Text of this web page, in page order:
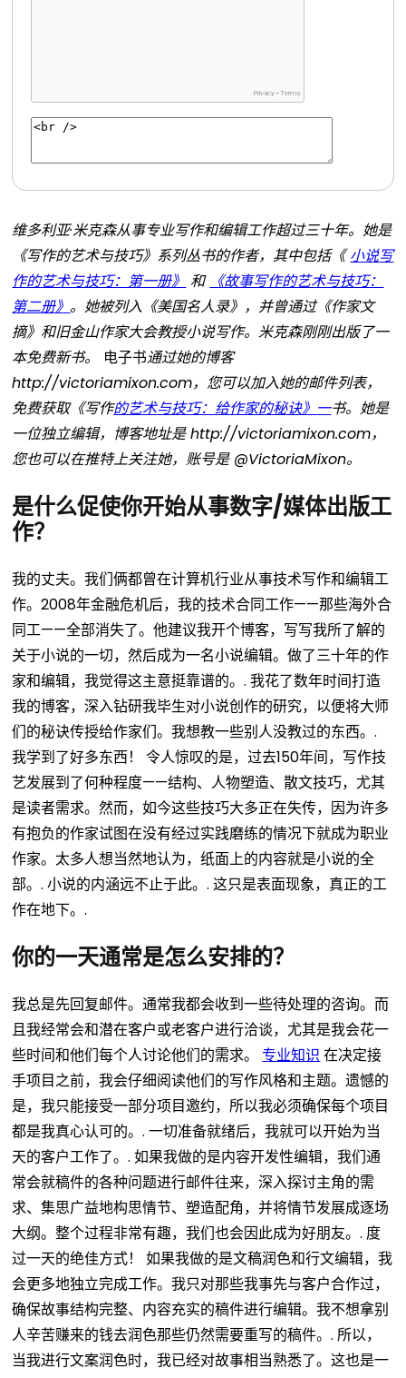
维多利亚·米克森从事专业写作和编辑工作超过三十年。她是
《写作的艺术与技巧》系列丛书的作者，其中包括《小说写
作的艺术与技巧：第一册》 和 《故事写作的艺术与技巧：
第二册》 。她被列入《美国名人录》，并曾通过《作家文
摘》和旧金山作家大会教授小说写作。米克森刚刚出版了一
本免费新书。 电子书通过她的博客
http://victoriamixon.com，您可以加入她的邮件列表，
免费获取《写作的艺术与技巧：给作家的秘诀》 一书。她是
一位独立编辑，博客地址是 http://victoriamixon.com，
您也可以在推特上关注她，账号是 @VictoriaMixon。
是什么促使你开始从事数字/媒体出版工
作？
我的丈夫。我们俩都曾在计算机行业从事技术写作和编辑工
作。2008年金融危机后，我的技术合同工作——那些海外合
同工——全部消失了。他建议我开个博客，写写我所了解的
关于小说的一切，然后成为一名小说编辑。做了三十年的作
家和编辑，我觉得这主意挺靠谱的。.我花了数年时间打造
我的博客，深入钻研我毕生对小说创作的研究，以便将大师
们的秘诀传授给作家们。我想教一些别人没教过的东西。.
我学到了好多东西！令人惊叹的是，过去150年间，写作技
艺发展到了何种程度——结构、人物塑造、散文技巧，尤其
是读者需求。然而，如今这些技巧大多正在失传，因为许多
有抱负的作家试图在没有经过实践磨练的情况下就成为职业
作家。太多人想当然地认为，纸面上的内容就是小说的全
部。. 小说的内涵远不止于此。.这只是表面现象，真正的工
作在地下。.
你的一天通常是怎么安排的？
我总是先回复邮件。通常我都会收到一些待处理的咨询。而
且我经常会和潜在客户或老客户进行洽谈，尤其是我会花一
些时间和他们每个人讨论他们的需求。专业知识 在决定接
手项目之前，我会仔细阅读他们的写作风格和主题。遗憾的
是，我只能接受一部分项目邀约，所以我必须确保每个项目
都是我真心认可的。.一切准备就绪后，我就可以开始为当
天的客户工作了。.如果我做的是内容开发性编辑，我们通
常会就稿件的各种问题进行邮件往来，深入探讨主角的需
求、集思广益地构思情节、塑造配角，并将情节发展成逐场
大纲。整个过程非常有趣，我们也会因此成为好朋友。.度
过一天的绝佳方式！
如果我做的是文稿润色和行文编辑，我
会更多地独立完成工作。我只对那些我事先与客户合作过，
确保故事结构完整、内容充实的稿件进行编辑。我不想拿别
人辛苦赚来的钱去润色那些仍然需要重写的稿件。.所以，
当我进行文案润色时，我已经对故事相当熟悉了。这也是一